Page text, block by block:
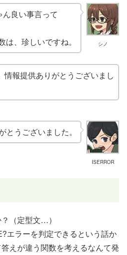
シノ
良い事言って
、珍しいですね。
情報提供ありがとうございまし
ISERROR
とうございました。
（定型文…）
エラーを判定できるという話か
えが違う関数を考えるなんて発